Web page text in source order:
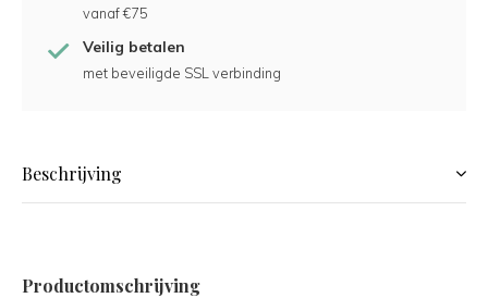
vanaf €75
Veilig betalen
met beveiligde SSL verbinding
Beschrijving
Productomschrijving